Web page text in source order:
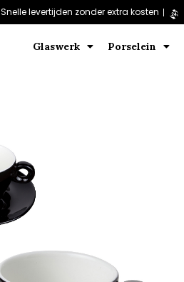
Snelle levertijden zonder extra kosten
Glaswerk Porselein